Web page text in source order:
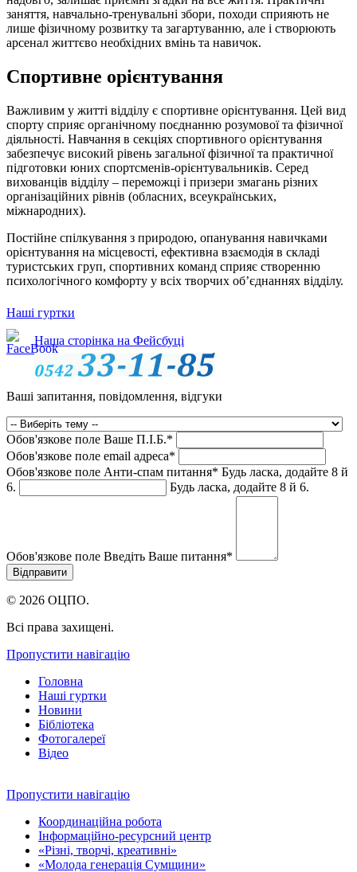
заняття, навчально-тренувальні збори, походи сприяють не
лише фізичному розвитку та загартуванню, але і створюють
арсенал життєво необхідних вмінь та навичок.
Спортивне орієнтування
Важливим у житті відділу є спортивне орієнтування. Цей вид
спорту сприяє органічному поєднанню розумової та фізичної
діяльності. Навчання в секціях спортивного орієнтування
забезпечує високий рівень загальної фізичної та практичної
підготовки юних спортсменів-орієнтувальників. Серед
вихованців відділу – переможці і призери змагань різних
організаційних рівнів (обласних, всеукраїнських,
міжнародних).
Постійне спілкування з природою, опанування навичками
орієнтування на місцевості, ефективна взаємодія в складі
туристських груп, спортивних команд сприяє створенню
психологічного комфорту у всіх творчих об’єднаннях відділу.
Наші гуртки
Наша сторінка на Фейсбуці
Ваші запитання, повідомлення, відгуки
Обов'язкове поле Ваше П.I.Б.*
Обов'язкове поле email адреса*
Обов'язкове поле Анти-спам питання* Будь ласка, додайте 8 й
6.
Будь ласка, додайте 8 й 6.
Обов'язкове поле Введіть Ваше питання*
© 2026 ОЦПО.
Всі права захищені.
Пропустити навігацію
Головна
Наші гуртки
Новини
Бібліотека
Фотогалереї
Відео
Пропустити навігацію
Координаційна робота
Інформаційно-ресурсний центр
«Різні, творчі, креативні»
«Молода генерація Сумщини»